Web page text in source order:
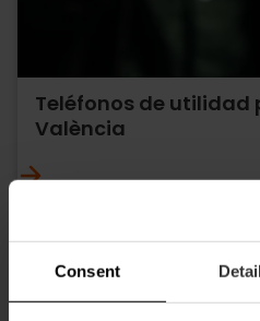
Consent
Teléfonos de utilidad
València